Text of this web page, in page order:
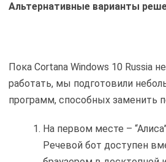
Альтернативные варианты
Пока Cortana Windows 10 Russia
работать, мы подготовили
программ, способных заменить
На первом месте –
Речевой бот доступен